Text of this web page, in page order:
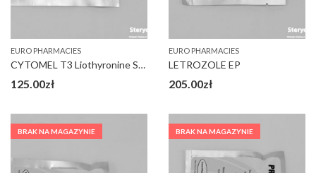
EURO PHARMACIES
CYTOMEL T3 Liothyronine Sodium
125.00zł
EURO PHARMACIES
LETROZOLE EP
205.00zł
BRAK NA MAGAZYNIE BRAK NA MAGAZYNIE